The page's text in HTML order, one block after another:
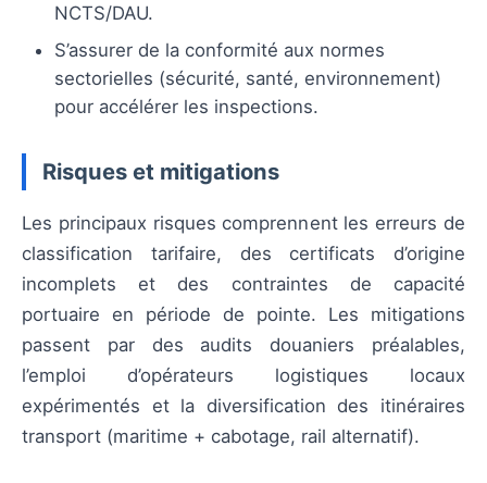
NCTS/DAU.
S’assurer de la conformité aux normes
sectorielles (sécurité, santé, environnement)
pour accélérer les inspections.
Risques et mitigations
Les principaux risques comprennent les erreurs de
classification tarifaire, des certificats d’origine
incomplets et des contraintes de capacité
portuaire en période de pointe. Les mitigations
passent par des audits douaniers préalables,
l’emploi d’opérateurs logistiques locaux
expérimentés et la diversification des itinéraires
transport (maritime + cabotage, rail alternatif).